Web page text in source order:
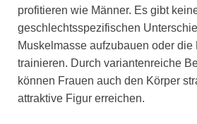
profitieren wie Männer. Es gibt
geschlechtsspezifischen
Muskelmasse aufzubauen oder die
trainieren. Durch variantenreiche
können Frauen auch den Körper
attraktive Figur erreichen.